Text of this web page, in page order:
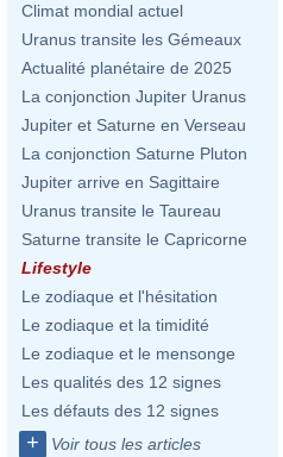
Climat mondial actuel
Uranus transite les Gémeaux
Actualité planétaire de 2025
La conjonction Jupiter Uranus
Jupiter et Saturne en Verseau
La conjonction Saturne Pluton
Jupiter arrive en Sagittaire
Uranus transite le Taureau
Saturne transite le Capricorne
Lifestyle
Le zodiaque et l'hésitation
Le zodiaque et la timidité
Le zodiaque et le mensonge
Les qualités des 12 signes
Les défauts des 12 signes
+ Voir tous les articles